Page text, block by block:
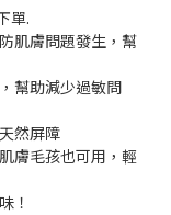
單.
肌膚問題發生，幫
幫助減少過敏問
然屏障
膚毛孩也可用，輕
！